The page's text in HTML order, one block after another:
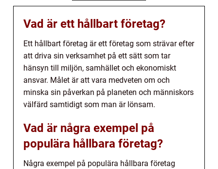
Vad är ett hållbart företag?
Ett hållbart företag är ett företag som strävar efter
att driva sin verksamhet på ett sätt som tar
hänsyn till miljön, samhället och ekonomiskt
ansvar. Målet är att vara medveten om och
minska sin påverkan på planeten och människors
välfärd samtidigt som man är lönsam.
Vad är några exempel på
populära hållbara företag?
Några exempel på populära hållbara företag